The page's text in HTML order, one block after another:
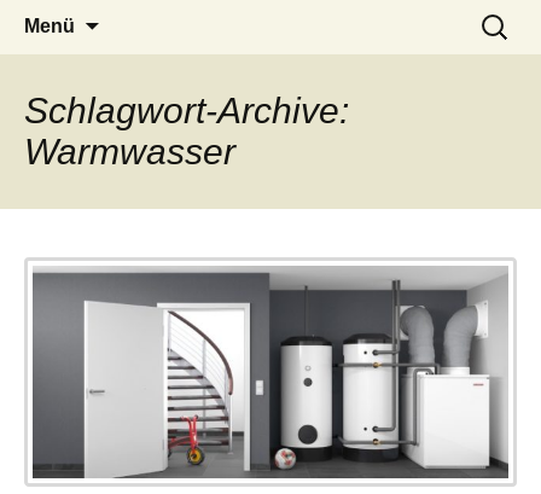
LUCKX
– das Magazin
Menü
Suchen
nach:
Schlagwort-Archive:
Warmwasser